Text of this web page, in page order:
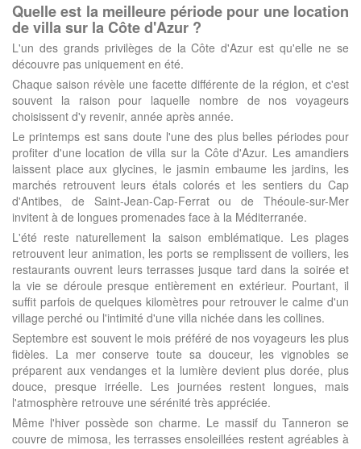
Quelle est la meilleure période pour une location
de villa sur la Côte d'Azur ?
L'un des grands privilèges de la Côte d'Azur est qu'elle ne se
découvre pas uniquement en été.
Chaque saison révèle une facette différente de la région, et c'est
souvent la raison pour laquelle nombre de nos voyageurs
choisissent d'y revenir, année après année.
Le printemps est sans doute l'une des plus belles périodes pour
profiter d'une location de villa sur la Côte d'Azur. Les amandiers
laissent place aux glycines, le jasmin embaume les jardins, les
marchés retrouvent leurs étals colorés et les sentiers du Cap
d'Antibes, de Saint-Jean-Cap-Ferrat ou de Théoule-sur-Mer
invitent à de longues promenades face à la Méditerranée.
L'été reste naturellement la saison emblématique. Les plages
retrouvent leur animation, les ports se remplissent de voiliers, les
restaurants ouvrent leurs terrasses jusque tard dans la soirée et
la vie se déroule presque entièrement en extérieur. Pourtant, il
suffit parfois de quelques kilomètres pour retrouver le calme d'un
village perché ou l'intimité d'une villa nichée dans les collines.
Septembre est souvent le mois préféré de nos voyageurs les plus
fidèles. La mer conserve toute sa douceur, les vignobles se
préparent aux vendanges et la lumière devient plus dorée, plus
douce, presque irréelle. Les journées restent longues, mais
l'atmosphère retrouve une sérénité très appréciée.
Même l'hiver possède son charme. Le massif du Tanneron se
couvre de mimosa, les terrasses ensoleillées restent agréables à